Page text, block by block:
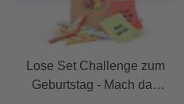
Lose Set Challenge zum
Geburtstag - Mach das